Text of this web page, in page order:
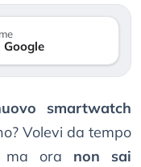
smartwatch
Volevi da tempo
ma ora non sai